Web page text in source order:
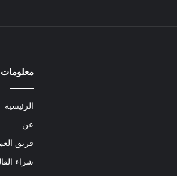
معلومات
الرئيسية
عن
فريق
شراء